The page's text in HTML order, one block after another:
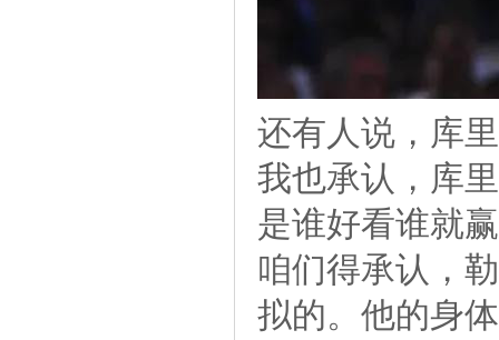
还有人说，库
我也承认，库
是谁好看谁就
咱们得承认，
拟的。他的身